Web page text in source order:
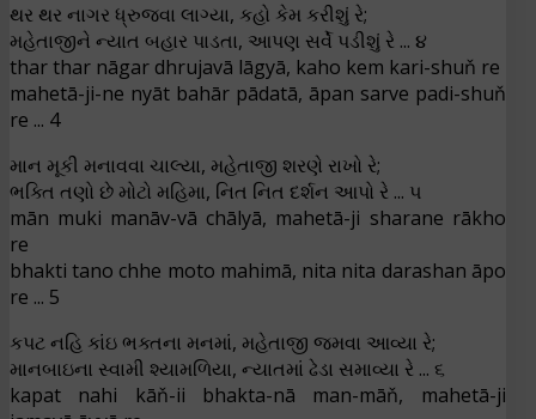
થર થર નાગર ધ્રુજવા લાગ્યા, કહો કેમ કરીશું રે;
મહેતાજીને ન્યાત બહાર પાડતા, આપણ સર્વે પડીશું રે ... ૪
thar thar nāgar dhrujavā lāgyā, kaho kem kari-shuň re
mahetā-ji-ne nyāt bahār pādatā, āpan sarve padi-shuň
re ... 4
માન મૂકી મનાવવા ચાલ્યા, મહેતાજી શરણે રાખો રે;
ભક્તિ તણો છે મોટો મહિમા, નિત નિત દર્શન આપો રે ... ૫
mān muki manāv-vā chālyā, mahetā-ji sharane rākho
re
bhakti tano chhe moto mahimā, nita nita darashan āpo
re ... 5
કપટ નહિ કાંઇ ભક્તના મનમાં, મહેતાજી જમવા આવ્યા રે;
માનબાઇના સ્વામી શ્યામળિયા, ન્યાતમાં ઢેડા સમાવ્યા રે ... ૬
kapat nahi kāň-ii bhakta-nā man-māň, mahetā-ji